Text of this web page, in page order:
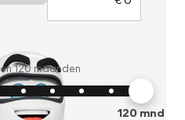
en120 maanden
120mnd